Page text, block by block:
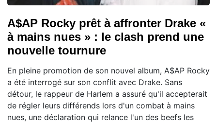
A$AP Rocky prêt à affronter Drake «
à mains nues » : le clash prend une
nouvelle tournure
En pleine promotion de son nouvel album, A$AP Rocky
a été interrogé sur son conflit avec Drake. Sans
détour, le rappeur de Harlem a assuré qu'il accepterait
de régler leurs différends lors d'un combat à mains
nues, une déclaration qui relance l'un des beefs les